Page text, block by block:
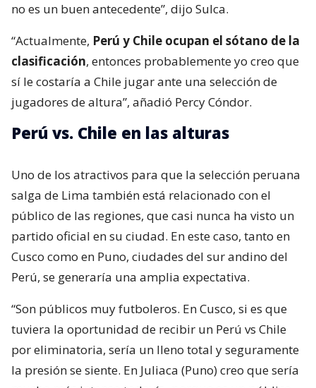
no es un buen antecedente”, dijo Sulca.
“Actualmente, Perú y Chile ocupan el sótano de la
clasificación, entonces probablemente yo creo que
sí le costaría a Chile jugar ante una selección de
jugadores de altura”, añadió Percy Cóndor.
Perú vs. Chile en las alturas
Uno de los atractivos para que la selección peruana
salga de Lima también está relacionado con el
público de las regiones, que casi nunca ha visto un
partido oficial en su ciudad. En este caso, tanto en
Cusco como en Puno, ciudades del sur andino del
Perú, se generaría una amplia expectativa.
“Son públicos muy futboleros. En Cusco, si es que
tuviera la oportunidad de recibir un Perú vs Chile
por eliminatoria, sería un lleno total y seguramente
la presión se siente. En Juliaca (Puno) creo que sería